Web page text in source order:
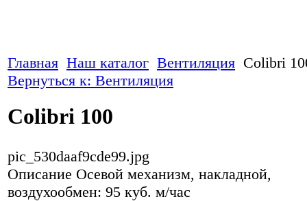
Главная Наш каталог Вентиляция Colibri
Вернуться к: Вентиляция
Colibri 100
pic_530daaf9cde99.jpg
Описание Осевой механизм, накладной,
воздухообмен: 95 куб. м/час